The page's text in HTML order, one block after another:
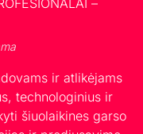
–
ir atlikėjams
technologinius ir
šiuolaikines garso